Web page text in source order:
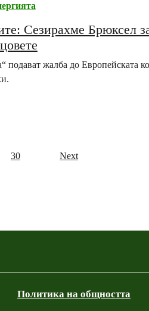
Сезирахме Брюксел
подават жалба до Европейската
30 Next
Политика на общността